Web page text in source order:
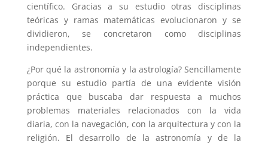
científico. Gracias a su estudio otras disciplinas
teóricas y ramas matemáticas evolucionaron y se
dividieron, se concretaron como disciplinas
independientes.
¿Por qué la astronomía y la astrología? Sencillamente
porque su estudio partía de una evidente visión
práctica que buscaba dar respuesta a muchos
problemas materiales relacionados con la vida
diaria, con la navegación, con la arquitectura y con la
religión. El desarrollo de la astronomía y de la